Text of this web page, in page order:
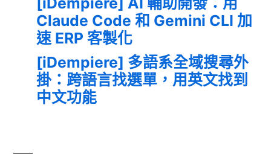
Claude Code 和 Gemini CLI 加
速 ERP 客製化
[iDempiere] 多語系全域搜尋外
掛：跨語言找選單，用英文找到
中文功能